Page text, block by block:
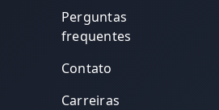
Perguntas
frequentes
Contato
Carreiras